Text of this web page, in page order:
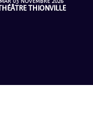
THÉÂTRE THIONVILLE